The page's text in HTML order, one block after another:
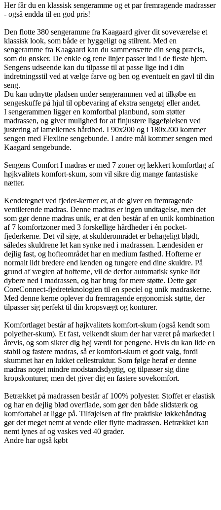
Her får du en klassisk sengeramme og et par fremragende madrasser
- også endda til en god pris!
Den flotte 380 sengeramme fra Kaagaard giver dit soveværelse et
klassisk look, som både er hyggeligt og stilrent. Med en
sengeramme fra Kaagaard kan du sammensætte din seng præcis,
som du ønsker. De enkle og rene linjer passer ind i de fleste hjem.
Sengens udseende kan du tilpasse til at passe lige ind i din
indretningsstil ved at vælge farve og ben og eventuelt en gavl til din
seng.
Du kan udnytte pladsen under sengerammen ved at tilkøbe en
sengeskuffe på hjul til opbevaring af ekstra sengetøj eller andet.
I sengerammen ligger en komfortbal planbund, som støtter
madrassen, og giver mulighed for at finjustere liggefølelsen ved
justering af lamellernes hårdhed. I 90x200 og i 180x200 kommer
sengen med Flexline sengebunde. I andre mål kommer sengen med
Kaagard sengebunde.
Sengens Comfort I madras er med 7 zoner og lækkert komfortlag af
højkvalitets komfort-skum, som vil sikre dig mange fantastiske
nætter.
Kendetegnet ved fjeder-kerner er, at de giver en fremragende
ventilerende madras. Denne madras er ingen undtagelse, men det
som gør denne madras unik, er at den består af en unik kombination
af 7 komfortzoner med 3 forskellige hårdheder i én pocket-
fjederkerne. Det vil sige, at skulderområdet er behageligt blødt,
således skuldrene let kan synke ned i madrassen. Lændesiden er
dejlig fast, og hofteområdet har en medium fasthed. Hofterne er
normalt lidt bredere end lænden og tungere end dine skuldre. På
grund af vægten af hofterne, vil de derfor automatisk synke lidt
dybere ned i madrassen, og har brug for mere støtte. Dette gør
CoreConnect-fjedreteknologien til en speciel og unik madraskerne.
Med denne kerne oplever du fremragende ergonomisk støtte, der
tilpasser sig perfekt til din kropsvægt og konturer.
Komfortlaget består af højkvalitets komfort-skum (også kendt som
polyether-skum). Et fast, velkendt skum der har været på markedet i
årevis, og som sikrer dig høj værdi for pengene. Hvis du kan lide en
stabil og fastere madras, så er komfort-skum et godt valg, fordi
skummet har en lukket cellestruktur. Som følge heraf er denne
madras noget mindre modstandsdygtig, og tilpasser sig dine
kropskonturer, men det giver dig en fastere sovekomfort.
Betrækket på madrassen består af 100% polyester. Stoffet er elastisk
og har en dejlig blød overflade, som gør den både slidstærk og
komfortabel at ligge på. Tilføjelsen af fire praktiske løkkehåndtag
gør det meget nemt at vende eller flytte madrassen. Betrækket kan
nemt lynes af og vaskes ved 40 grader.
Andre har også købt